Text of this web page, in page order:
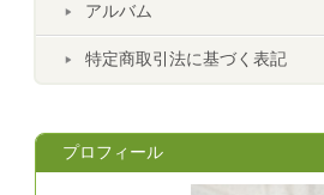
アルバム
特定商取引法に基づく表記
プロフィール